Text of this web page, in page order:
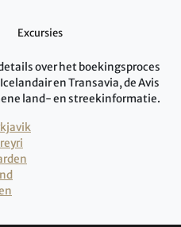
Excursies
over het boekingsproces
en Transavia, de Avis
land- en streekinformatie.